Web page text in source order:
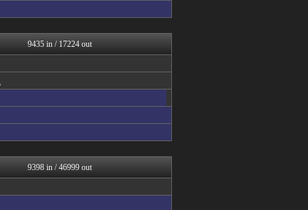
広島東洋カープまとめブログ...
まとめCUP
働くモノニュース : 人生...
キスログ
スコールちゃんねる｜２ちゃ...
トレンドの通り道
コノユビニュース｜みんなの...
修羅場ライフ速報
女子アナお宝画像速報－5c...
9435 in / 17224 out
9398 in / 46999 out